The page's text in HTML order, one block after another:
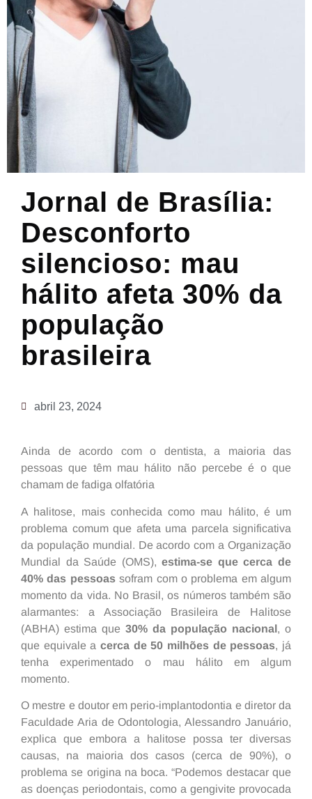
Jornal de Brasília:
Desconforto
silencioso: mau
hálito afeta 30% da
população
brasileira
abril 23, 2024
Ainda de acordo com o dentista, a maioria das
pessoas que têm mau hálito não percebe é o que
chamam de fadiga olfatória
A halitose, mais conhecida como mau hálito, é um
problema comum que afeta uma parcela significativa
da população mundial. De acordo com a Organização
Mundial da Saúde (OMS),estima-se que cerca de
40% das pessoassofram com o problema em algum
momento da vida. No Brasil, os números também são
alarmantes: a Associação Brasileira de Halitose
(ABHA) estima que 30% da população nacional, o
que equivale a cerca de 50 milhões de pessoas, já
tenha experimentado o mau hálito em algum
momento.
O mestre e doutor em perio-implantodontia e diretor da
Faculdade Aria de Odontologia, Alessandro Januário,
explica que embora a halitose possa ter diversas
causas, na maioria dos casos (cerca de 90%), o
problema se origina na boca. “Podemos destacar que
as doenças periodontais, como a gengivite provocada